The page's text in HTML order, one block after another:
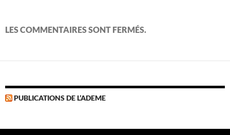
LES COMMENTAIRES SONT FERMÉS.
PUBLICATIONS DE L’ADEME